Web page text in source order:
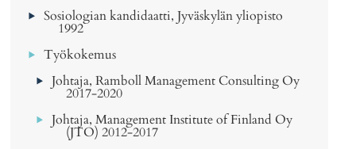
Sosiologian kandidaatti, Jyväskylän yliopisto
1992
Työkokemus
Johtaja, Ramboll Management Consulting Oy
2017-2020
Johtaja, Management Institute of Finland Oy
(JTO) 2012-2017